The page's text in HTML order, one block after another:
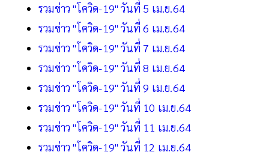
รวมข่าว "โควิด-19" วันที่ 5 เม.ย.64
รวมข่าว "โควิด-19" วันที่ 6 เม.ย.64
รวมข่าว "โควิด-19" วันที่ 7 เม.ย.64
รวมข่าว "โควิด-19" วันที่ 8 เม.ย.64
รวมข่าว "โควิด-19" วันที่ 9 เม.ย.64
รวมข่าว "โควิด-19" วันที่ 10 เม.ย.64
รวมข่าว "โควิด-19" วันที่ 11 เม.ย.64
รวมข่าว "โควิด-19" วันที่ 12 เม.ย.64